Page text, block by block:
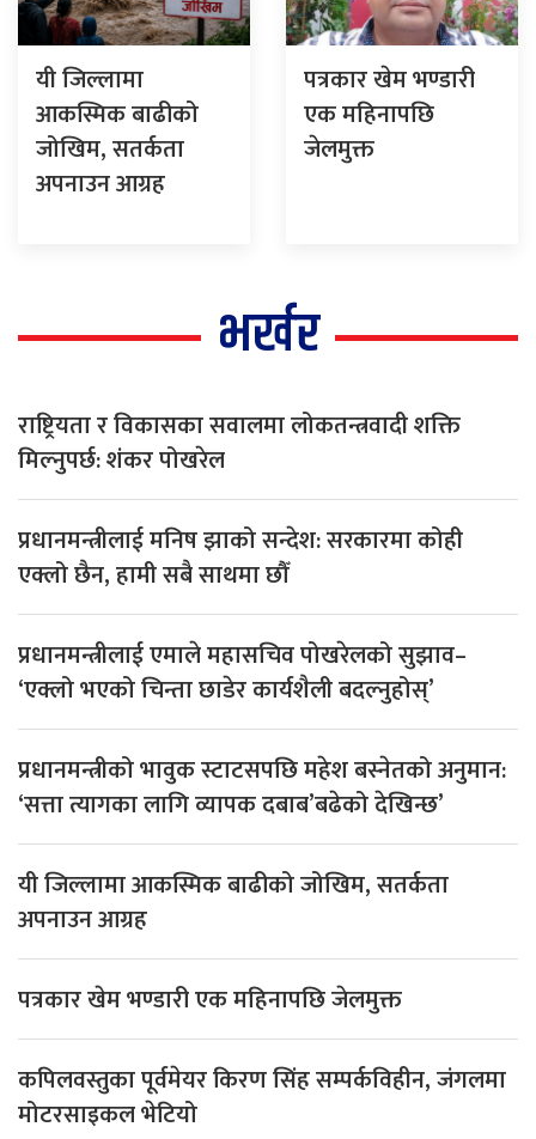
यी जिल्लामा
आकस्मिक बाढीको
जोखिम, सतर्कता
अपनाउन आग्रह
पत्रकार खेम भण्डारी
एक महिनापछि
जेलमुक्त
भर्खर
राष्ट्रियता र विकासका सवालमा लोकतन्त्रवादी शक्ति
मिल्नुपर्छ: शंकर पोखरेल
प्रधानमन्त्रीलाई मनिष झाको सन्देश: सरकारमा कोही
एक्लो छैन, हामी सबै साथमा छौँ
प्रधानमन्त्रीलाई एमाले महासचिव पोखरेलको सुझाव–
‘एक्लो भएको चिन्ता छाडेर कार्यशैली बदल्नुहोस्’
प्रधानमन्त्रीको भावुक स्टाटसपछि महेश बस्नेतको अनुमान:
‘सत्ता त्यागका लागि व्यापक दबाब’बढेको देखिन्छ’
यी जिल्लामा आकस्मिक बाढीको जोखिम, सतर्कता
अपनाउन आग्रह
पत्रकार खेम भण्डारी एक महिनापछि जेलमुक्त
कपिलवस्तुका पूर्वमेयर किरण सिंह सम्पर्कविहीन, जंगलमा
मोटरसाइकल भेटियो